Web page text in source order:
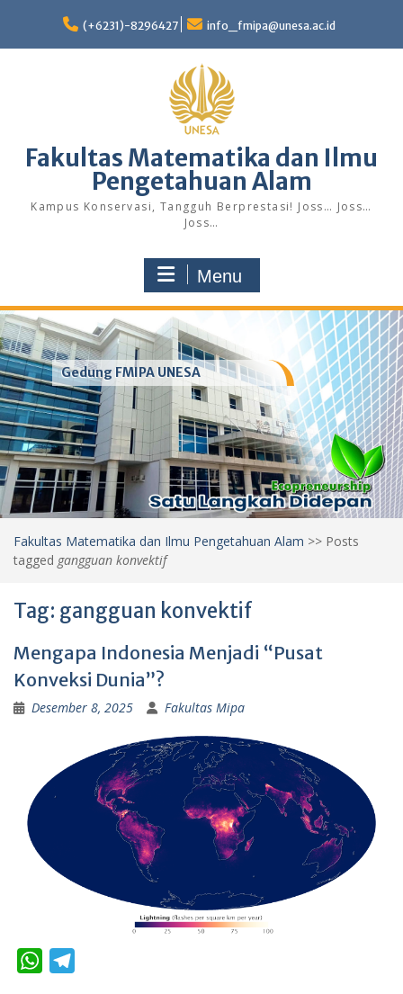
content
(+6231)-8296427 info_fmipa@unesa.ac.id
Fakultas Matematika dan Ilmu
Pengetahuan Alam
Kampus Konservasi, Tangguh Berprestasi! Joss… Joss…
Joss…
Menu
Gedung FMIPA UNESA
Fakultas Matematika dan Ilmu Pengetahuan Alam >> Posts
tagged gangguan konvektif
Tag: gangguan konvektif
Mengapa Indonesia Menjadi “Pusat
Konveksi Dunia”?
Desember 8, 2025 Fakultas Mipa
W